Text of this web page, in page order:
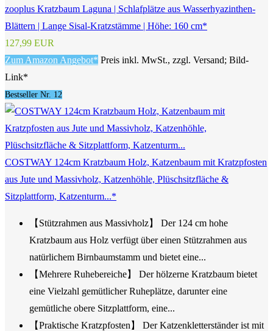
zooplus Kratzbaum Laguna | Schlafplätze aus Wasserhyazinthen-
Blättern | Lange Sisal-Kratzstämme | Höhe: 160 cm*
127,99 EUR
Zum Amazon Angebot* Preis inkl. MwSt., zzgl. Versand; Bild-
Link*
Bestseller Nr. 12
COSTWAY 124cm Kratzbaum Holz, Katzenbaum mit Kratzpfosten
aus Jute und Massivholz, Katzenhöhle, Plüschsitzfläche &
Sitzplattform, Katzenturm...*
【Stützrahmen aus Massivholz】 Der 124 cm hohe
Kratzbaum aus Holz verfügt über einen Stützrahmen aus
natürlichem Birnbaumstamm und bietet eine...
【Mehrere Ruhebereiche】 Der hölzerne Kratzbaum bietet
eine Vielzahl gemütlicher Ruheplätze, darunter eine
gemütliche obere Sitzplattform, eine...
【Praktische Kratzpfosten】 Der Katzenkletterständer ist mit